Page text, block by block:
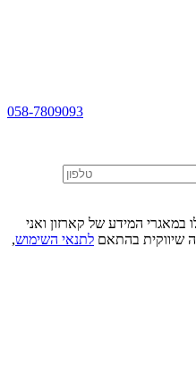
058-7809093
במאגרי המידע של קארזון ואני
שיווקית בהתאם לתנאי השימוש,